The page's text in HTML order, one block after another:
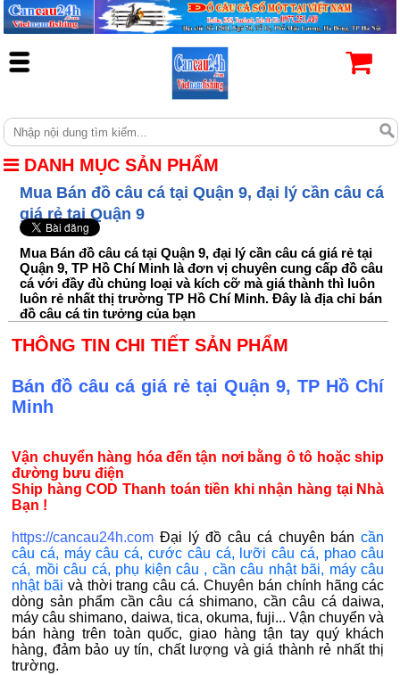
DANH MỤC SẢN PHẨM
Mua Bán đồ câu cá tại Quận 9, đại lý cần câu cá
giá rẻ tại Quận 9
Mua Bán đồ câu cá tại Quận 9, đại lý cần câu cá giá rẻ tại
Quận 9, TP Hồ Chí Minh là đơn vị chuyên cung cấp đồ câu
cá với đầy đù chủng loại và kích cỡ mà giá thành thì luôn
luôn rẻ nhất thị trường TP Hồ Chí Minh. Đây là địa chỉ bán
đồ câu cá tin tưởng của bạn
THÔNG TIN CHI TIẾT SẢN PHẨM
Bán đồ câu cá giá rẻ tại Quận 9, TP Hồ Chí
Minh
Vận chuyển hàng hóa đến tận nơi bằng ô tô hoặc ship
đường bưu điện
Ship hàng COD Thanh toán tiền khi nhận hàng tại Nhà
Bạn !
https://cancau24h.com Đại lý đồ câu cá chuyên báncần
câu cá, máy câu cá, cước câu cá, lưỡi câu cá, phao câu
cá, mồi câu cá, phụ kiện câu , cần câu nhật bãi, máy câu
nhật bãi và thời trang câu cá. Chuyên bán chính hãng các
dòng sản phẩm cần câu cá shimano, cần câu cá daiwa,
máy câu shimano, daiwa, tica, okuma, fuji... Vận chuyển và
bán hàng trên toàn quốc, giao hàng tận tay quý khách
hàng, đảm bảo uy tín, chất lượng và giá thành rẻ nhất thị
trường.